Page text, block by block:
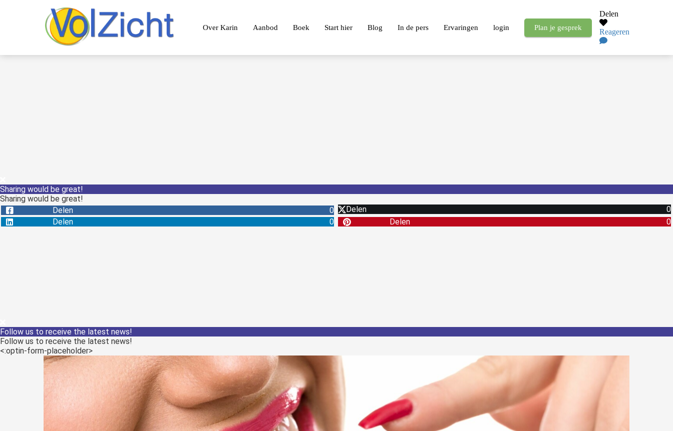
Over Karin Aanbod Boek Start hier Blog In de pers Ervaringen login Plan je gesprek
Delen
Reageren
Sharing would be great!
Sharing would be great!
Delen
0 Delen
0
Delen
0 Delen 0
Follow us to receive the latest news!
Follow us to receive the latest news!
<:optin-form-placeholder>